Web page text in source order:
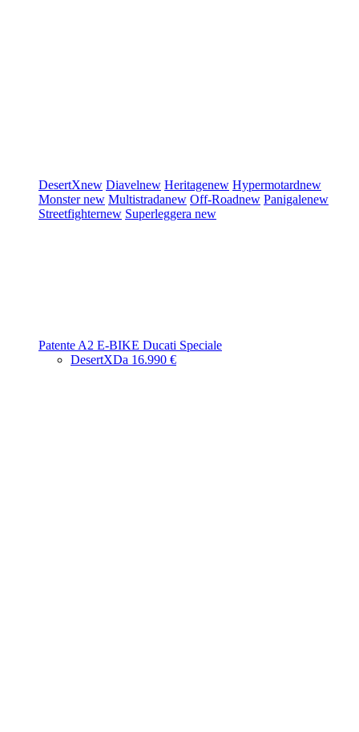
DesertXnew Diavelnew Heritagenew Hypermotardnew
Monsternew Multistradanew Off-Roadnew Panigalenew
Streetfighternew Superleggera new
Patente A2 E-BIKE Ducati Speciale
DesertXDa 16.990 €